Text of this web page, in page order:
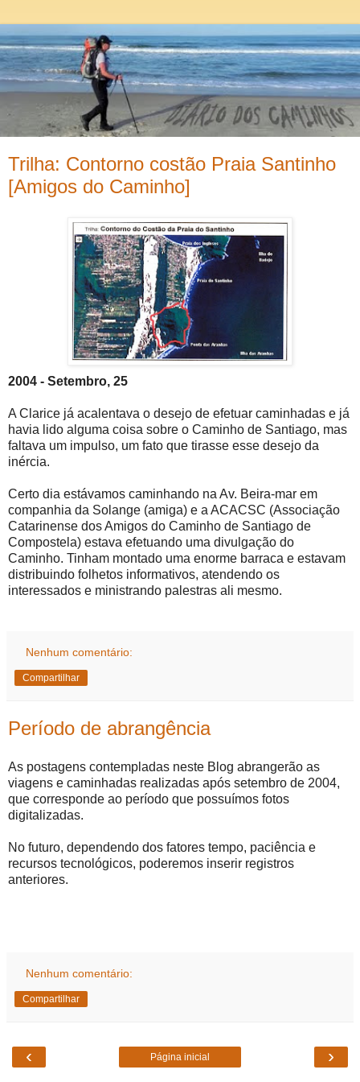
Trilha: Contorno costão Praia Santinho
[Amigos do Caminho]
2004 - Setembro, 25
A Clarice já acalentava o desejo de efetuar caminhadas e já
havia lido alguma coisa sobre o Caminho de Santiago, mas
faltava um impulso, um fato que tirasse esse desejo da
inércia.
Certo dia estávamos caminhando na Av. Beira-mar em
companhia da Solange (amiga) e a ACACSC (Associação
Catarinense dos Amigos do Caminho de Santiago de
Compostela) estava efetuando uma divulgação do
Caminho. Tinham montado uma enorme barraca e estavam
distribuindo folhetos informativos, atendendo os
interessados e ministrando palestras ali mesmo.
Nenhum comentário:
Compartilhar
Período de abrangência
As postagens contempladas neste Blog abrangerão as
viagens e caminhadas realizadas após setembro de 2004,
que corresponde ao período que possuímos fotos
digitalizadas.
No futuro, dependendo dos fatores tempo, paciência e
recursos tecnológicos, poderemos inserir registros
anteriores.
Nenhum comentário:
Compartilhar
‹ ›
Página inicial